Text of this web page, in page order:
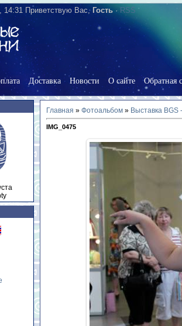
14:31 Приветствую Вас, Гость·RSS
Доставка Новости О сайте Обратная
Главная » Фотоальбом » Выставка
IMG_0475